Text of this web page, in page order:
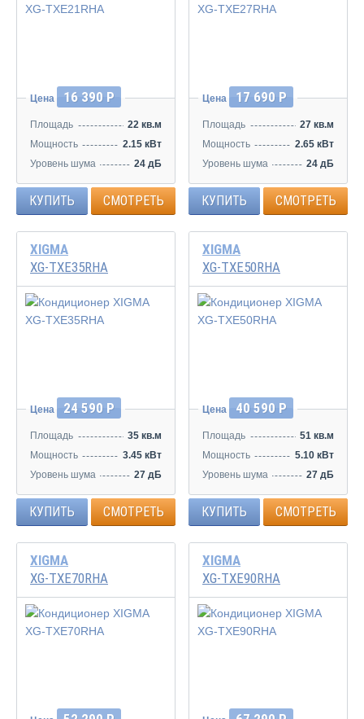
Цена 16 390 Р
Площадь
22 кв.м
Мощность
2.15 кВт
Уровень шума
24 дБ
КУПИТЬ СМОТРЕТЬ
Цена 17 690 Р
Площадь
27 кв.м
Мощность
2.65 кВт
Уровень шума
24 дБ
КУПИТЬ СМОТРЕТЬ
XIGMA
XG-TXE35RHA
Цена 24 590 Р
Площадь
35 кв.м
Мощность
3.45 кВт
Уровень шума
27 дБ
КУПИТЬ СМОТРЕТЬ
XIGMA
XG-TXE50RHA
Цена 40 590 Р
Площадь
51 кв.м
Мощность
5.10 кВт
Уровень шума
27 дБ
КУПИТЬ СМОТРЕТЬ
XIGMA
XG-TXE70RHA
XIGMA
XG-TXE90RHA